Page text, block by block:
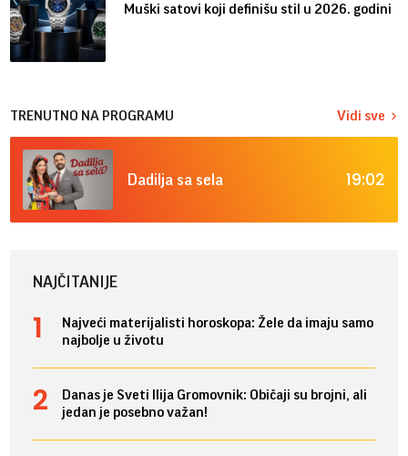
Muški satovi koji definišu stil u 2026. godini
TRENUTNO NA PROGRAMU Vidi sve
Dadilja sa sela 19:02
NAJČITANIJE
Najveći materijalisti horoskopa: Žele da imaju samo
najbolje u životu
Danas je Sveti Ilija Gromovnik: Običaji su brojni, ali
jedan je posebno važan!